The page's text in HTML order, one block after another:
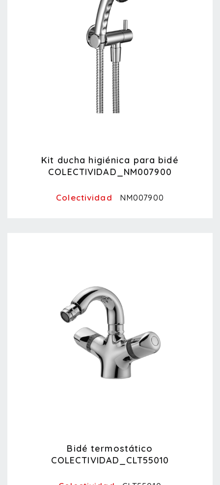
Kit ducha higiénica para bidé
COLECTIVIDAD_NM007900
Colectividad NM007900
Bidé termostático
COLECTIVIDAD_CLT55010